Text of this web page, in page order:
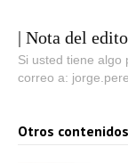
| Nota del
Si usted tiene algo
correo a:
Otros contenidos